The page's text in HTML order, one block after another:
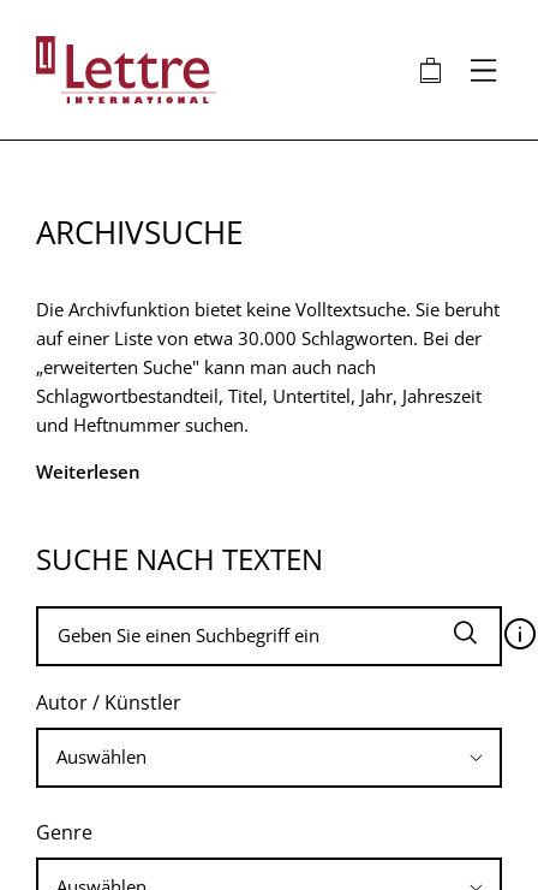
Inhalt
🛍 ⋮
ARCHIVSUCHE
Die Archivfunktion bietet keine Volltextsuche. Sie beruht
auf einer Liste von etwa 30.000 Schlagworten. Bei der
„erweiterten Suche" kann man auch nach
Schlagwortbestandteil, Titel, Untertitel, Jahr, Jahreszeit
und Heftnummer suchen.
Weiterlesen
SUCHE NACH TEXTEN
🛈
Autor / Künstler
Genre